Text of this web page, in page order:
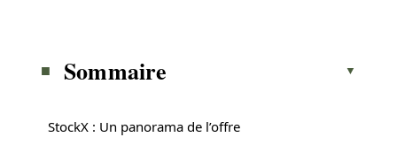
Sommaire
StockX : Un panorama de l’offre